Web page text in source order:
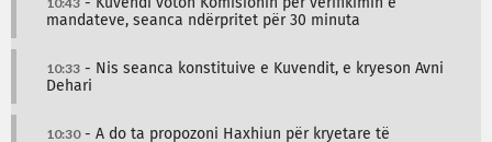
- Kuvendi voton Komisionin për verifikimin e
mandateve, seanca ndërpritet për 30 minuta
10:33 - Nis seanca konstituive e Kuvendit, e kryeson Avni
Dehari
10:30- A do ta propozoni Haxhiun për kryetare të